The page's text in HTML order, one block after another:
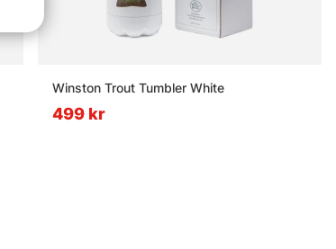
Winston Trout Tumbler White
499 kr